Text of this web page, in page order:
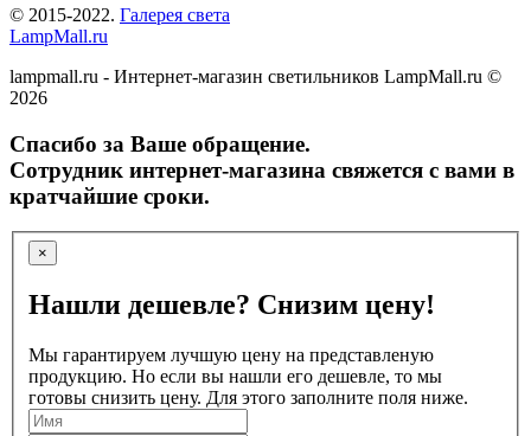
© 2015-2022. Галерея света
LampMall.ru
lampmall.ru - Интернет-магазин светильников LampMall.ru ©
2026
Спасибо за Ваше обращение.
Сотрудник интернет-магазина свяжется с вами в
кратчайшие сроки.
×
Нашли дешевле? Снизим цену!
Мы гарантируем лучшую цену на представленую
продукцию. Но если вы нашли его дешевле, то мы
готовы снизить цену. Для этого заполните поля ниже.